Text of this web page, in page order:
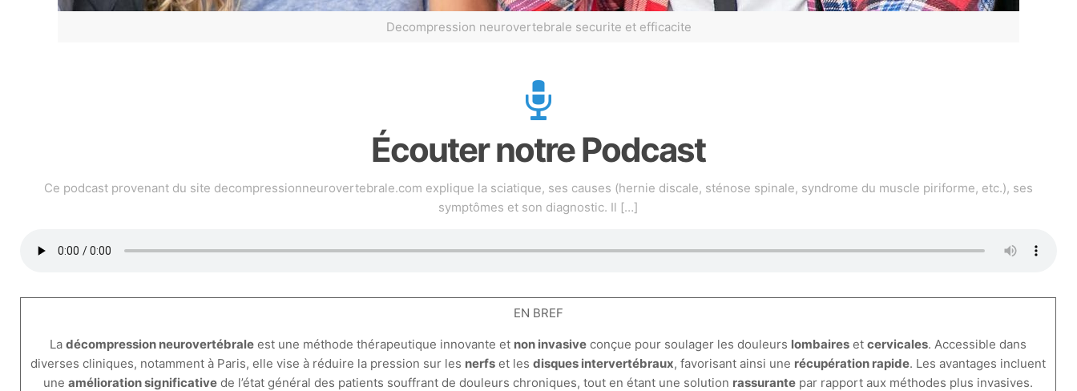
Decompression neurovertebrale securite et efficacite
Écouter notre Podcast
Ce podcast provenant du site decompressionneurovertebrale.com explique la sciatique, ses causes (hernie discale, sténose spinale, syndrome du muscle piriforme, etc.), ses
symptômes et son diagnostic. Il […]
EN BREF
Ladécompression neurovertébrale est une méthode thérapeutique innovante et non invasive conçue pour soulager les douleurs lombaires etcervicales. Accessible dans
diverses cliniques, notamment à Paris, elle vise à réduire la pression sur les nerfs et lesdisques intervertébraux, favorisant ainsi une récupération rapide. Les avantages incluent
uneamélioration significative de l’état général des patients souffrant de douleurs chroniques, tout en étant une solution rassurante par rapport aux méthodes plus invasives.